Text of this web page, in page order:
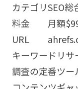
カテゴリSEO総
料金
月額
URL
キーワードリ
調査の定番ツー